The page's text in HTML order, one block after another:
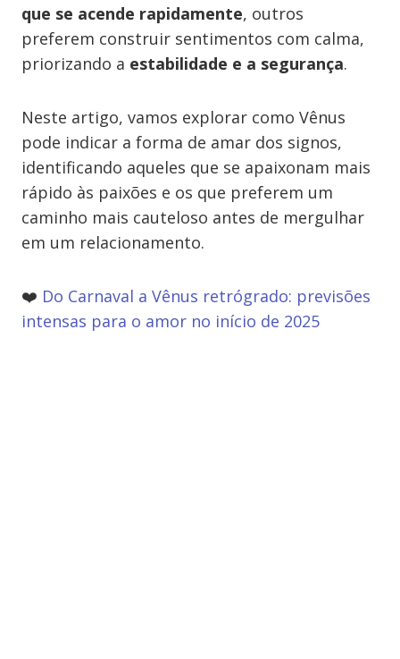
que se acende rapidamente, outros
preferem construir sentimentos com calma,
priorizando a estabilidade e a segurança.
Neste artigo, vamos explorar como Vênus
pode indicar a forma de amar dos signos,
identificando aqueles que se apaixonam mais
rápido às paixões e os que preferem um
caminho mais cauteloso antes de mergulhar
em um relacionamento.
❤️ Do Carnaval a Vênus retrógrado: previsões
intensas para o amor no início de 2025